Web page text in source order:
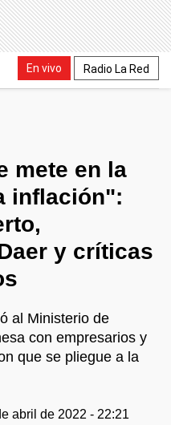
En vivo Radio La Red
mete en la
inflación":
y críticas
al Ministerio de
con empresarios y
que se pliegue a la
abril de 2022 - 22:21